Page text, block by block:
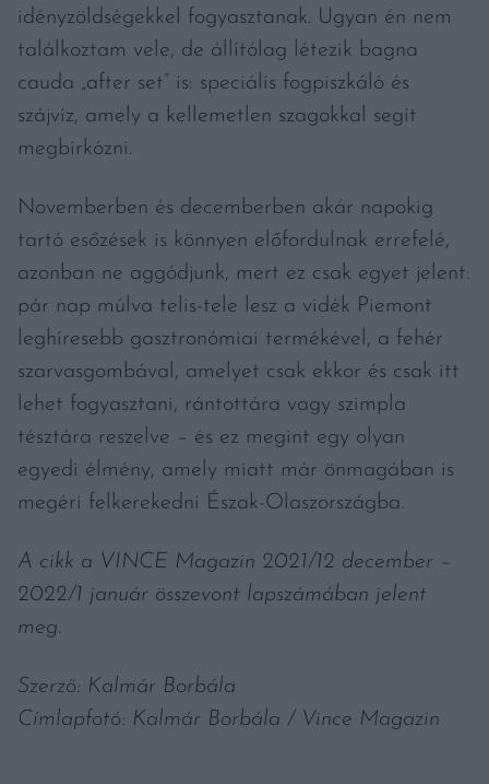
idényzöldségekkel fogyasztanak. Ugyan én nem
találkoztam vele, de állítólag létezik bagna
cauda „after set” is: speciális fogpiszkáló és
szájvíz, amely a kellemetlen szagokkal segít
megbirkózni.
Novemberben és decemberben akár napokig
tartó esőzések is könnyen előfordulnak errefelé,
azonban ne aggódjunk, mert ez csak egyet jelent:
pár nap múlva telis-tele lesz a vidék Piemont
leghíresebb gasztronómiai termékével, a fehér
szarvasgombával, amelyet csak ekkor és csak itt
lehet fogyasztani, rántottára vagy szimpla
tésztára reszelve – és ez megint egy olyan
egyedi élmény, amely miatt már önmagában is
megéri felkerekedni Észak-Olaszországba.
A cikk a VINCE Magazin 2021/12 december –
2022/1 január összevont lapszámában jelent
meg.
Szerző: Kalmár Borbála
Címlapfotó: Kalmár Borbála / Vince Magazin